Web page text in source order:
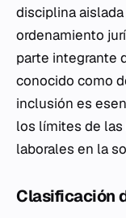
disciplina
ordenamiento
parte integrante
conocido como
inclusión es
los límites de
laborales en la
Clasificación